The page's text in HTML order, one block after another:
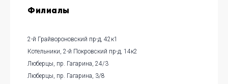
Третий пересадочный контур
Текстильщики
Мичуринский проспект
Кожуховская линия (розовая)
Некрасовка
Филиалы
2-й Грайвороновский пр-д, 42к1
Котельники, 2-й Покровский пр-д, 14к2
Люберцы, пр. Гагарина, 24/3
Люберцы, пр. Гагарина, 3/8